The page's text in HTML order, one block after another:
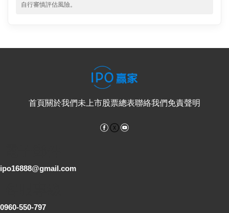
自行審慎評估風險。
首頁關於我們未上市股票總表聯絡我們免責聲明
Facebook
ipo16888@gmail.com
0960-550-797